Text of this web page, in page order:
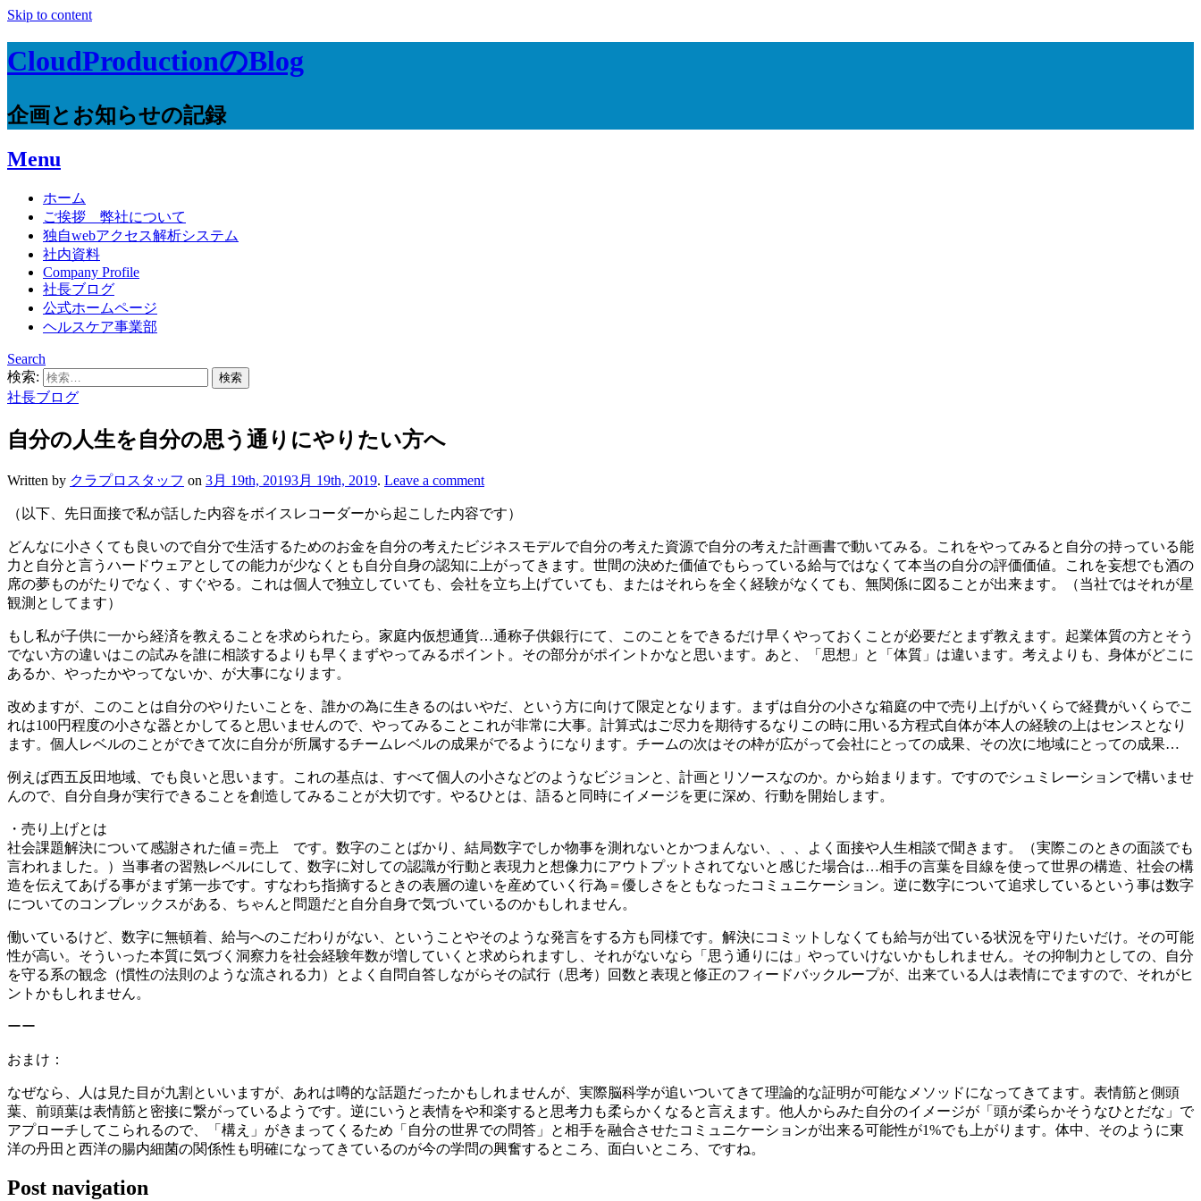
Skip to content
CloudProductionのBlog
企画とお知らせの記録
Menu
ホーム
ご挨拶 弊社について
独自webアクセス解析システム
社内資料
Company Profile
社長ブログ
公式ホームページ
ヘルスケア事業部
Search
検索:
社長ブログ
自分の人生を自分の思う通りにやりたい方へ
Written by クラプロスタッフ on 3月 19th, 20193月 19th, 2019. Leave a comment
（以下、先日面接で私が話した内容をボイスレコーダーから起こした内容です）
どんなに小さくても良いので自分で生活するためのお金を自分の考えたビジネスモデルで自分の考えた資源で自分の考えた計画書で動いてみる。これをやってみると自分の持っている能
力と自分と言うハードウェアとしての能力が少なくとも自分自身の認知に上がってきます。世間の決めた価値でもらっている給与ではなくて本当の自分の評価価値。これを妄想でも酒の
席の夢ものがたりでなく、すぐやる。これは個人で独立していても、会社を立ち上げていても、またはそれらを全く経験がなくても、無関係に図ることが出来ます。（当社ではそれが星
観測としてます）
もし私が子供に一から経済を教えることを求められたら。家庭内仮想通貨…通称子供銀行にて、このことをできるだけ早くやっておくことが必要だとまず教えます。起業体質の方とそう
でない方の違いはこの試みを誰に相談するよりも早くまずやってみるポイント。その部分がポイントかなと思います。あと、「思想」と「体質」は違います。考えよりも、身体がどこに
あるか、やったかやってないか、が大事になります。
改めますが、このことは自分のやりたいことを、誰かの為に生きるのはいやだ、という方に向けて限定となります。まずは自分の小さな箱庭の中で売り上げがいくらで経費がいくらでこ
れは100円程度の小さな器とかしてると思いませんので、やってみることこれが非常に大事。計算式はご尽力を期待するなりこの時に用いる方程式自体が本人の経験の上はセンスとなり
ます。個人レベルのことができて次に自分が所属するチームレベルの成果がでるようになります。チームの次はその枠が広がって会社にとっての成果、その次に地域にとっての成果…
例えば西五反田地域、でも良いと思います。これの基点は、すべて個人の小さなどのようなビジョンと、計画とリソースなのか。から始まります。ですのでシュミレーションで構いませ
んので、自分自身が実行できることを創造してみることが大切です。やるひとは、語ると同時にイメージを更に深め、行動を開始します。
・売り上げとは
社会課題解決について感謝された値＝売上 です。数字のことばかり、結局数字でしか物事を測れないとかつまんない、、、よく面接や人生相談で聞きます。（実際このときの面談でも
言われました。）当事者の習熟レベルにして、数字に対しての認識が行動と表現力と想像力にアウトプットされてないと感じた場合は…相手の言葉を目線を使って世界の構造、社会の構
造を伝えてあげる事がまず第一歩です。すなわち指摘するときの表層の違いを産めていく行為＝優しさをともなったコミュニケーション。逆に数字について追求しているという事は数字
についてのコンプレックスがある、ちゃんと問題だと自分自身で気づいているのかもしれません。
働いているけど、数字に無頓着、給与へのこだわりがない、ということやそのような発言をする方も同様です。解決にコミットしなくても給与が出ている状況を守りたいだけ。その可能
性が高い。そういった本質に気づく洞察力を社会経験年数が増していくと求められますし、それがないなら「思う通りには」やっていけないかもしれません。その抑制力としての、自分
を守る系の観念（慣性の法則のような流される力）とよく自問自答しながらその試行（思考）回数と表現と修正のフィードバックループが、出来ている人は表情にでますので、それがヒ
ントかもしれません。
ーー
おまけ：
なぜなら、人は見た目が九割といいますが、あれは噂的な話題だったかもしれませんが、実際脳科学が追いついてきて理論的な証明が可能なメソッドになってきてます。表情筋と側頭
葉、前頭葉は表情筋と密接に繋がっているようです。逆にいうと表情をや和楽すると思考力も柔らかくなると言えます。他人からみた自分のイメージが「頭が柔らかそうなひとだな」で
アプローチしてこられるので、「構え」がきまってくるため「自分の世界での問答」と相手を融合させたコミュニケーションが出来る可能性が1%でも上がります。体中、そのように東
洋の丹田と西洋の腸内細菌の関係性も明確になってきているのが今の学問の興奮するところ、面白いところ、ですね。
Post navigation